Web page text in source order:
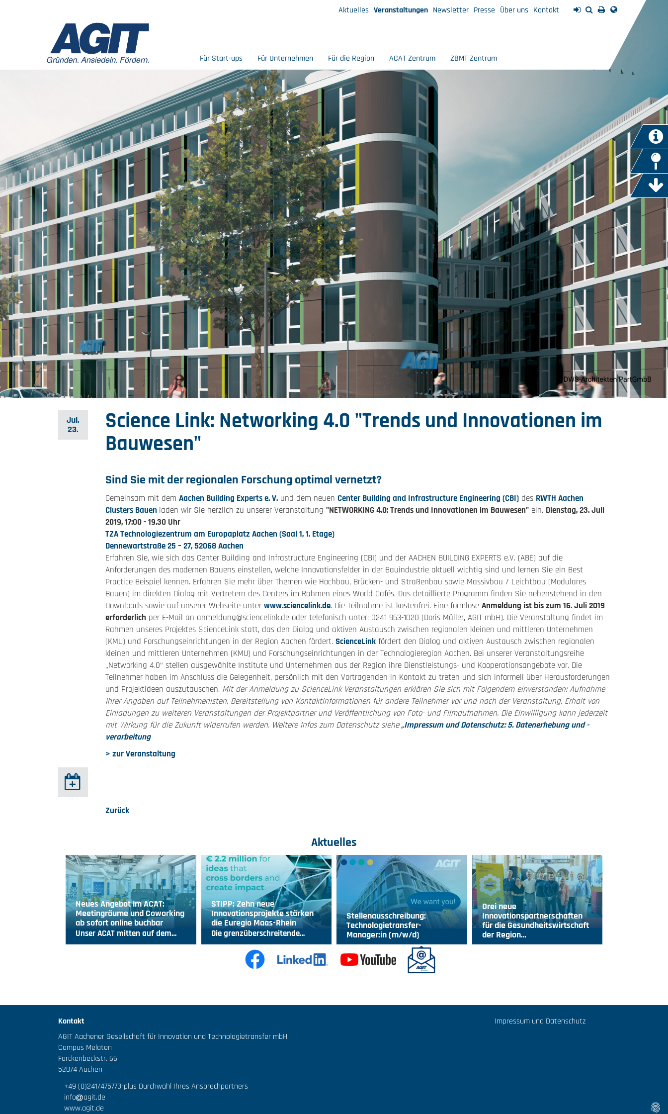
Aktuelles Veranstaltungen Newsletter Presse Über uns Kontakt
Für Start-ups Für Unternehmen Für die Region ACAT Zentrum ZBMT Zentrum
Jul.
23.
Science Link: Networking 4.0 "Trends und Innovationen im
Bauwesen"
Sind Sie mit der regionalen Forschung optimal vernetzt?
Gemeinsam mit dem Aachen Building Experts e. V. und dem neuen Center Building and Infrastructure Engineering (CBI) des RWTH Aachen
Clusters Bauen laden wir Sie herzlich zu unserer Veranstaltung "NETWORKING 4.0: Trends und Innovationen im Bauwesen" ein. Dienstag, 23. Juli
2019, 17:00 - 19.30 Uhr
TZA Technologiezentrum am Europaplatz Aachen (Saal 1, 1. Etage)
Dennewartstraße 25 – 27, 52068 Aachen
Erfahren Sie, wie sich das Center Building and Infrastructure Engineering (CBI) und der AACHEN BUILDING EXPERTS e.V. (ABE) auf die
Anforderungen des modernen Bauens einstellen, welche Innovationsfelder in der Bauindustrie aktuell wichtig sind und lernen Sie ein Best
Practice Beispiel kennen. Erfahren Sie mehr über Themen wie Hochbau, Brücken- und Straßenbau sowie Massivbau / Leichtbau (Modulares
Bauen) im direkten Dialog mit Vertretern des Centers im Rahmen eines World Cafés. Das detaillierte Programm finden Sie nebenstehend in den
Downloads sowie auf unserer Webseite unter www.sciencelink.de. Die Teilnahme ist kostenfrei. Eine formlose Anmeldung ist bis zum 16. Juli 2019
erforderlich per E-Mail an anmeldung@sciencelink.de oder telefonisch unter: 0241 963-1020 (Doris Müller, AGIT mbH). Die Veranstaltung findet im
Rahmen unseres Projektes ScienceLink statt, das den Dialog und aktiven Austausch zwischen regionalen kleinen und mittleren Unternehmen
(KMU) und Forschungseinrichtungen in der Region Aachen fördert. ScienceLink fördert den Dialog und aktiven Austausch zwischen regionalen
kleinen und mittleren Unternehmen (KMU) und Forschungseinrichtungen in der Technologieregion Aachen. Bei unserer Veranstaltungsreihe
„Networking 4.0“ stellen ausgewählte Institute und Unternehmen aus der Region ihre Dienstleistungs- und Kooperationsangebote vor. Die
Teilnehmer haben im Anschluss die Gelegenheit, persönlich mit den Vortragenden in Kontakt zu treten und sich informell über Herausforderungen
und Projektideen auszutauschen. Mit der Anmeldung zu ScienceLink-Veranstaltungen erklären Sie sich mit Folgendem einverstanden: Aufnahme
Ihrer Angaben auf Teilnehmerlisten, Bereitstellung von Kontaktinformationen für andere Teilnehmer vor und nach der Veranstaltung, Erhalt von
Einladungen zu weiteren Veranstaltungen der Projektpartner und Veröffentlichung von Foto- und Filmaufnahmen. Die Einwilligung kann jederzeit
mit Wirkung für die Zukunft widerrufen werden. Weitere Infos zum Datenschutz siehe„Impressum und Datenschutz: 5. Datenerhebung und -
verarbeitung
> zur Veranstaltung
Zurück
Aktuelles
Neues Angebot im ACAT:
Meetingräume und Coworking
ab sofort online buchbar
Unser ACAT mitten auf dem…
STIPP: Zehn neue
Innovationsprojekte stärken
die Euregio Maas-Rhein
Die grenzüberschreitende…
Stellenausschreibung:
Technologietransfer-
Manager:in (m/w/d)
Drei neue
Innovationspartnerschaften
für die Gesundheitswirtschaft
der Region…
Kontakt
AGIT Aachener Gesellschaft für Innovation und Technologietransfer mbH
Campus Melaten
Forckenbeckstr. 66
52074 Aachen
+49 (0)241/475773-plus Durchwahl Ihres Ansprechpartners
info
agit.de
www.agit.de
Impressum und Datenschutz